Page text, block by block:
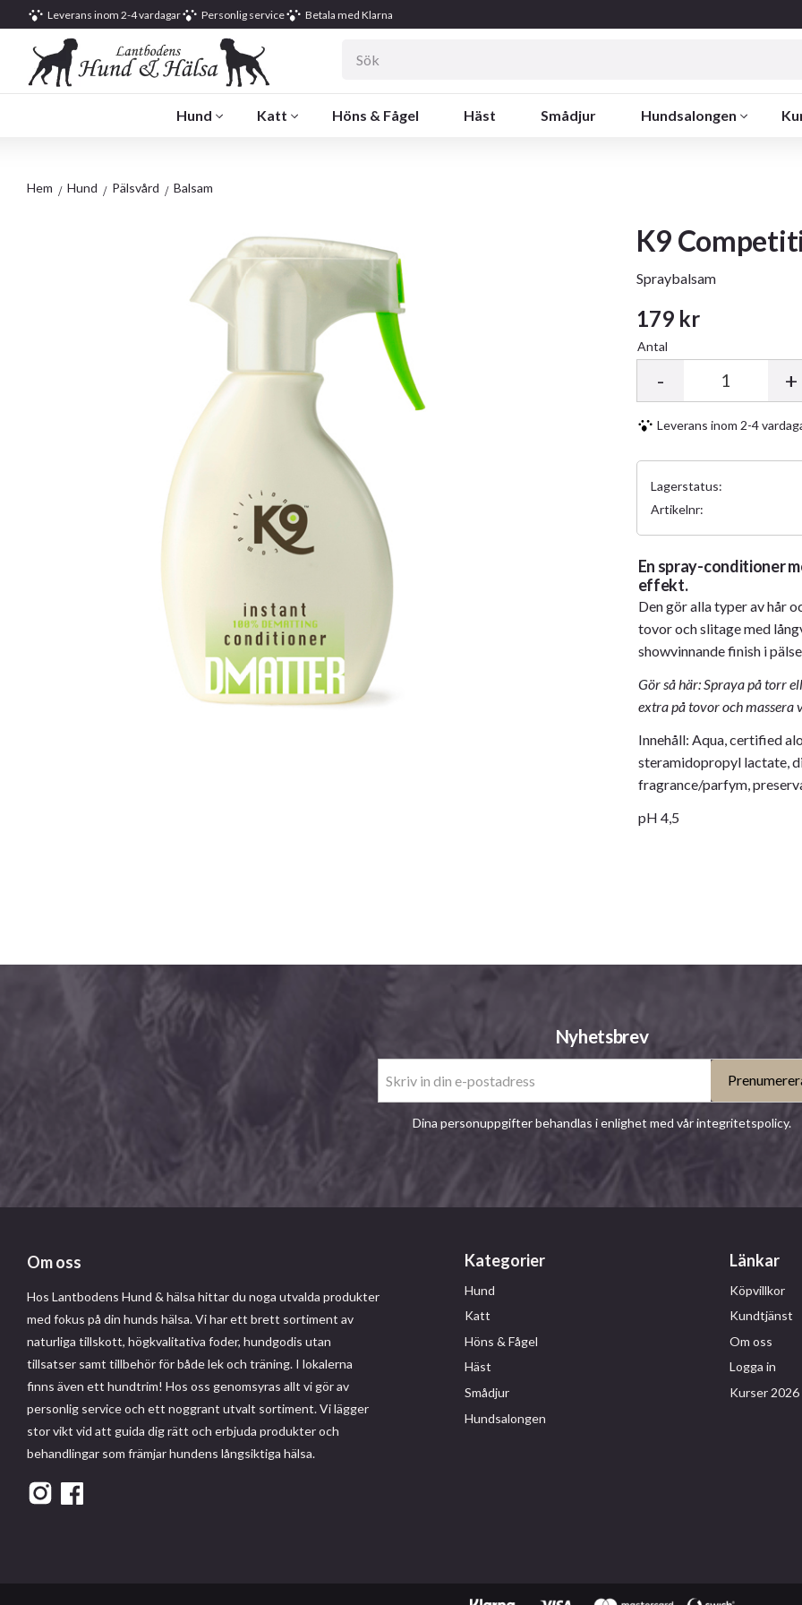
Leverans inom 2-4 vardagar Personlig service Betala med Klarna
Hund Katt Höns & Fågel Häst Smådjur Hundsalongen
Hem Hund Pälsvård Balsam
K9
Spraybalsam
179kr
Antal
+
-
Leverans inom 2-4
Lagerstatus
Artikelnr
En spray-conditioner
effekt.
Den gör alla typer av hår
tovor och slitage med
showvinnande finish i
Gör så här: Spraya på torr
extra på tovor och massera
Innehåll: Aqua, certified
steramidopropyl lactate,
fragrance/parfym,
pH 4,5
Nyhetsbrev
Dina personuppgifter behandlas i enlighet med vårintegritetspolicy.
Om oss
Hos Lantbodens Hund & hälsa hittar du noga utvalda produkter
med fokus på din hunds hälsa. Vi har ett brett sortiment av
naturliga tillskott, högkvalitativa foder, hundgodis utan
tillsatser samt tillbehör för både lek och träning. I lokalerna
finns även ett hundtrim! Hos oss genomsyras allt vi gör av
personlig service och ett noggrant utvalt sortiment. Vi lägger
stor vikt vid att guida dig rätt och erbjuda produkter och
behandlingar som främjar hundens långsiktiga hälsa.
Kategorier
Hund
Katt
Höns & Fågel
Häst
Smådjur
Hundsalongen
Länkar
Köpvillkor
Kundtjänst
Om oss
Logga in
Kurser 2026